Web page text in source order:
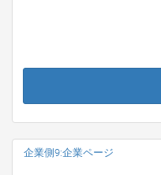
企業側9:企業ページ